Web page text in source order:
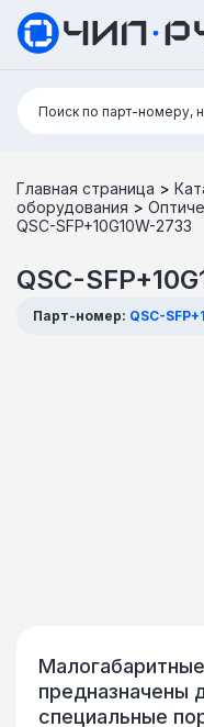
Поиск:
Поиск по парт-номеру,
Главная страница >
оборудования >
QSC-SFP+10G10W-2733
QSC-
Парт-номер: QSC-
предназначены
специальные